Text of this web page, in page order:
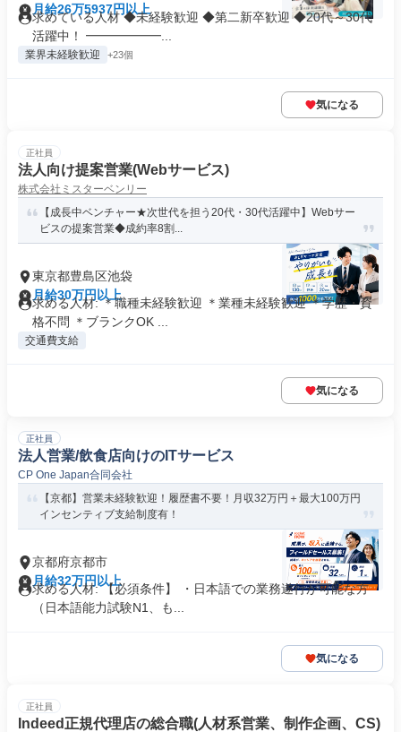
月給26万5937円以上
求めている人材 ◆未経験歓迎 ◆第二新卒歓迎 ◆20代～30代
活躍中！ ━━━━━━...
業界未経験歓迎 +23個
気になる
正社員
法人向け提案営業(Webサービス)
株式会社ミスターベンリー
【成長中ベンチャー★次世代を担う20代・30代活躍中】Webサー
ビスの提案営業◆成約率8割...
東京都豊島区池袋
月給30万円以上
求める人材: ＊職種未経験歓迎 ＊業種未経験歓迎 ＊学歴・資
格不問 ＊ブランクOK ...
交通費支給
気になる
正社員
法人営業/飲食店向けのITサービス
CP One Japan合同会社
【京都】営業未経験歓迎！履歴書不要！月収32万円＋最大100万円
インセンティブ支給制度有！
京都府京都市
月給32万円以上
求める人材: 【必須条件】 ・日本語での業務遂行が可能な方
（日本語能力試験N1、も...
気になる
正社員
Indeed正規代理店の総合職(人材系営業、制作企画、CS)